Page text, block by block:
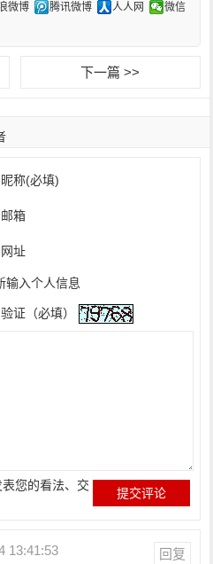
微博 腾讯微博 人人网 微信
下一篇 >>
昵称(必填)
邮箱
网址
输入个人信息
验证（必填）
您的看法、交
13:41:53 回复